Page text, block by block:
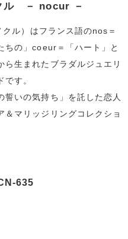
－ nocur －
ル）はフランス語のnos＝
ちの」coeur＝「ハート」と
ら生まれたブラダルジュエリ
です。
誓いの気持ち」を託した恋人
＆マリッジリングコレクショ
635